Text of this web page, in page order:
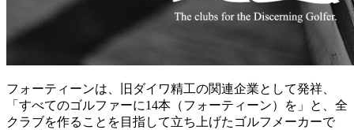
フォーティーンは、旧ダイワ精工の関連企業として発祥、
「すべてのゴルファーに14本（フォーティーン）を」と、全
クラブを作ることを目指して立ち上げたゴルフメーカーで